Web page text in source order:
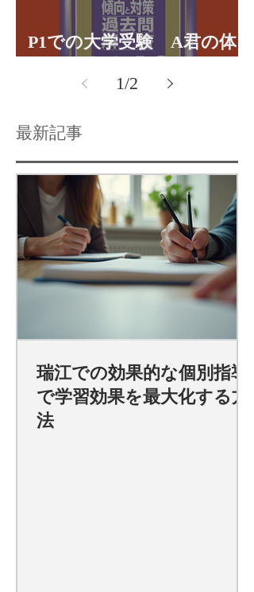
P1での大学受験 A君の体
1/2
最新記事
瑞江での効果的な個別指導
で学習効果を最大化する方
法